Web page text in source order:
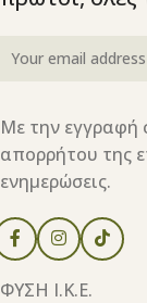
Με την εγγραφή
απορρήτου της
ενημερώσεις.
ΦΥΣΗ Ι.Κ.Ε.